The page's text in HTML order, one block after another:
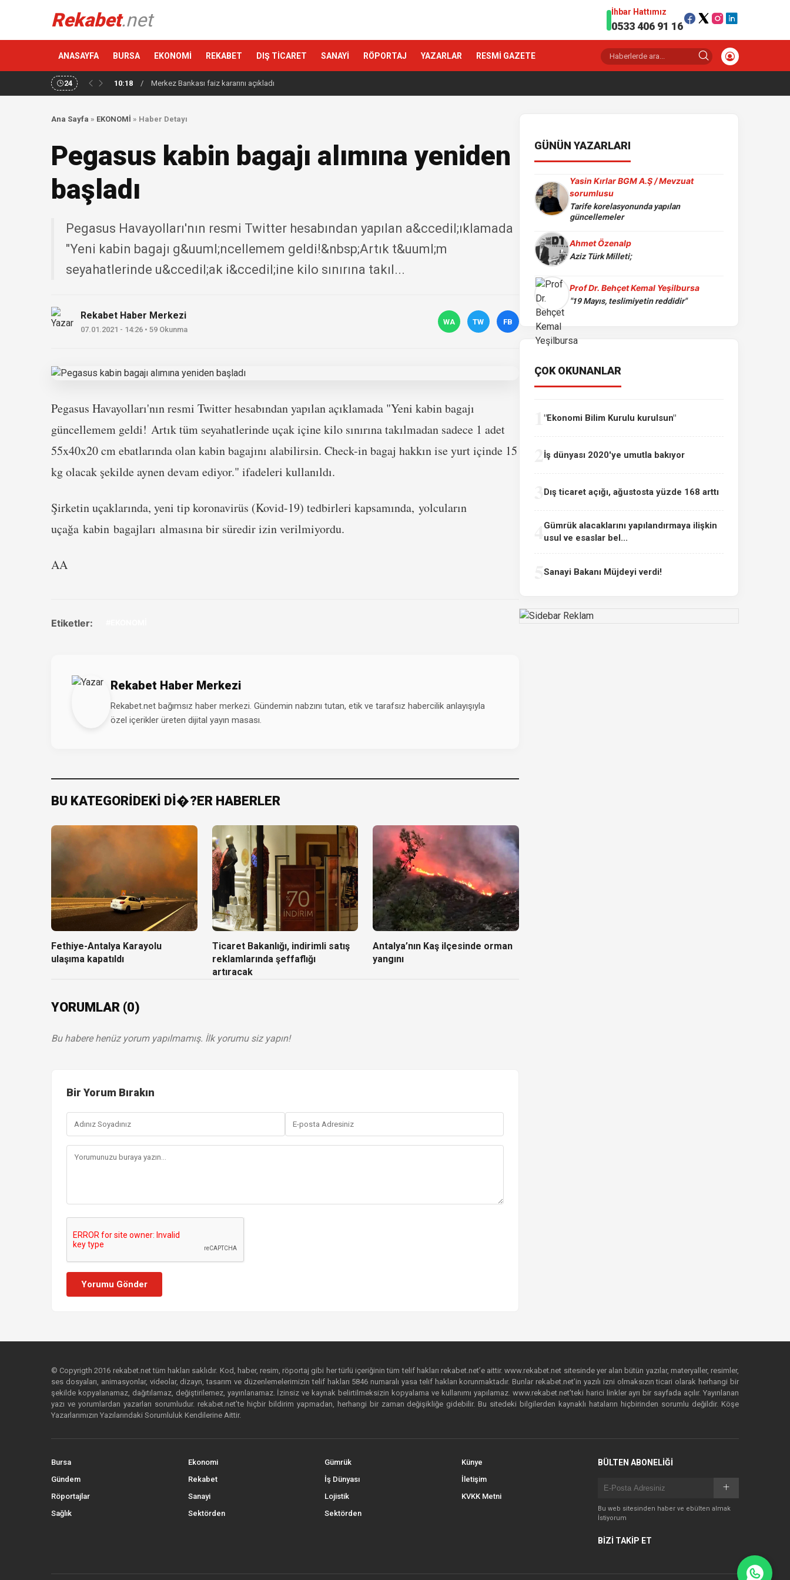
Rekabet.net İhbar Hattımız
0533 406 91 16
ANASAYFA BURSA EKONOMİ REKABET DIŞ TİCARET SANAYİ RÖPORTAJ YAZARLAR RESMİ GAZETE
24 10:18 / Merkez Bankası faiz kararını açıkladı
Ana Sayfa » EKONOMİ » Haber Detayı
Pegasus kabin bagajı alımına yeniden
başladı
Pegasus Havayolları'nın resmi Twitter hesabından yapılan a&ccedil;ıklamada
"Yeni kabin bagajı g&uuml;ncellemem geldi!&nbsp;Artık t&uuml;m
seyahatlerinde u&ccedil;ak i&ccedil;ine kilo sınırına takıl...
Rekabet Haber Merkezi
07.01.2021 - 14:26 • 59 Okunma
WA TW FB
Pegasus Havayolları'nın resmi Twitter hesabından yapılan açıklamada "Yeni kabin bagajı
güncellemem geldi! Artık tüm seyahatlerinde uçak içine kilo sınırına takılmadan sadece 1 adet
55x40x20 cm ebatlarında olan kabin bagajını alabilirsin. Check-in bagaj hakkın ise yurt içinde 15
kg olacak şekilde aynen devam ediyor." ifadeleri kullanıldı.
Şirketin uçaklarında, yeni tip koronavirüs (Kovid-19) tedbirleri kapsamında, yolcuların
uçağa kabin bagajları almasına bir süredir izin verilmiyordu.
AA
Etiketler:
Rekabet Haber Merkezi
Rekabet.net bağımsız haber merkezi. Gündemin nabzını tutan, etik ve tarafsız habercilik anlayışıyla
özel içerikler üreten dijital yayın masası.
BU KATEGORİDEKİ Dİ�?ER HABERLER
Fethiye-Antalya Karayolu
ulaşıma kapatıldı
Ticaret Bakanlığı, indirimli satış
reklamlarında şeffaflığı
artıracak
Antalya’nın Kaş ilçesinde orman
yangını
YORUMLAR (0)
Bu habere henüz yorum yapılmamış. İlk yorumu siz yapın!
Bir Yorum Bırakın
Yorumu Gönder
GÜNÜN YAZARLARI
Yasin Kırlar BGM A.Ş / Mevzuat
sorumlusu
Tarife korelasyonunda yapılan
güncellemeler
Ahmet Özenalp
Aziz Türk Milleti;
Prof Dr. Behçet Kemal Yeşilbursa
"19 Mayıs, teslimiyetin reddidir"
ÇOK OKUNANLAR
"Ekonomi Bilim Kurulu kurulsun"
İş dünyası 2020'ye umutla bakıyor
Dış ticaret açığı, ağustosta yüzde 168 arttı
Gümrük alacaklarını yapılandırmaya ilişkin
usul ve esaslar bel...
Sanayi Bakanı Müjdeyi verdi!
© Copyrigth 2016 rekabet.net tüm hakları saklıdır. Kod, haber, resim, röportaj gibi her türlü içeriğinin tüm telif hakları rekabet.net’e aittir. www.rekabet.net sitesinde yer alan bütün yazılar, materyaller, resimler,
ses dosyaları, animasyonlar, videolar, dizayn, tasarım ve düzenlemelerimizin telif hakları 5846 numaralı yasa telif hakları korunmaktadır. Bunlar rekabet.net’in yazılı izni olmaksızın ticari olarak herhangi bir
şekilde kopyalanamaz, dağıtılamaz, değiştirilemez, yayınlanamaz. İzinsiz ve kaynak belirtilmeksizin kopyalama ve kullanımı yapılamaz. www.rekabet.net’teki harici linkler ayrı bir sayfada açılır. Yayınlanan
yazı ve yorumlardan yazarları sorumludur. rekabet.net’te hiçbir bildirim yapmadan, herhangi bir zaman değişikliğe gidebilir. Bu sitedeki bilgilerden kaynaklı hataların hiçbirinden sorumlu değildir. Köşe
Yazarlarımızın Yazılarındaki Sorumluluk Kendilerine Aittir.
Bursa
Gündem
Röportajlar
Sağlık
Ekonomi
Rekabet
Sanayi
Sektörden
Gümrük
İş Dünyası
Lojistik
Sektörden
Künye
İletişim
KVKK Metni
BÜLTEN ABONELİĞİ
Bu web sitesinden haber ve ebülten almak
İstiyorum
BİZİ TAKİP ET